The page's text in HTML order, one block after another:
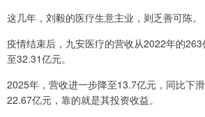
这几年，刘毅的医疗生意主业，则乏善可陈。
疫情结束后，九安医疗的营收从2022年的
至32.31亿元。
2025年，营收进一步降至13.7亿元，同比下
22.67亿元，靠的就是其投资收益。